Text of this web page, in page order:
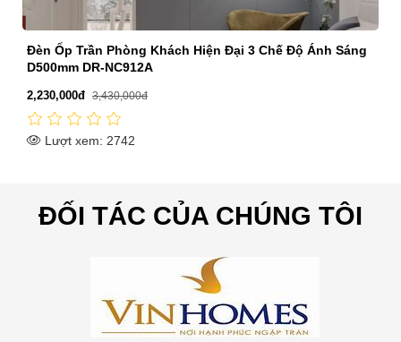
Đèn Ốp Trần Phòng Khách Hiện Đại 3 Chế Độ Ánh Sáng
D500mm DR-NC912A
2,230,000đ 3,430,000đ
Lượt xem: 2742
ĐỐI TÁC CỦA CHÚNG TÔI